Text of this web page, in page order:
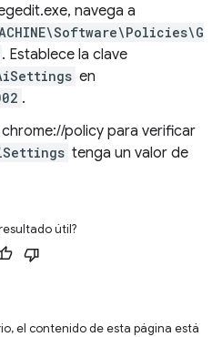
navega a
. Establece la clave
en
.
policy para verificar
tenga un valor de
útil?
el contenido de esta página está